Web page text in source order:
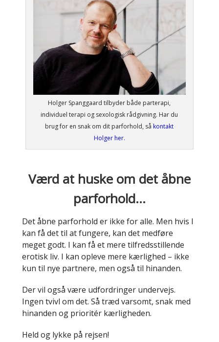
Holger Spanggaard tilbyder både parterapi,
individuel terapi og sexologisk rådgivning. Har du
brug for en snak om dit parforhold, så kontakt
Holger her.
Værd at huske om det åbne
parforhold…
Det åbne parforhold er ikke for alle. Men hvis I
kan få det til at fungere, kan det medføre
meget godt. I kan få et mere tilfredsstillende
erotisk liv. I kan opleve mere kærlighed – ikke
kun til nye partnere, men også til hinanden.
Der vil også være udfordringer undervejs.
Ingen tvivl om det. Så træd varsomt, snak med
hinanden og prioritér kærligheden.
Held og lykke på rejsen!